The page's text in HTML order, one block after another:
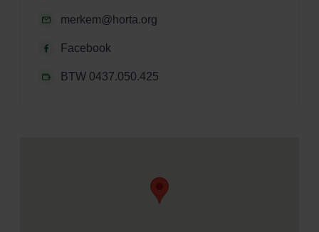
merkem@horta.org
Facebook
BTW 0437.050.425